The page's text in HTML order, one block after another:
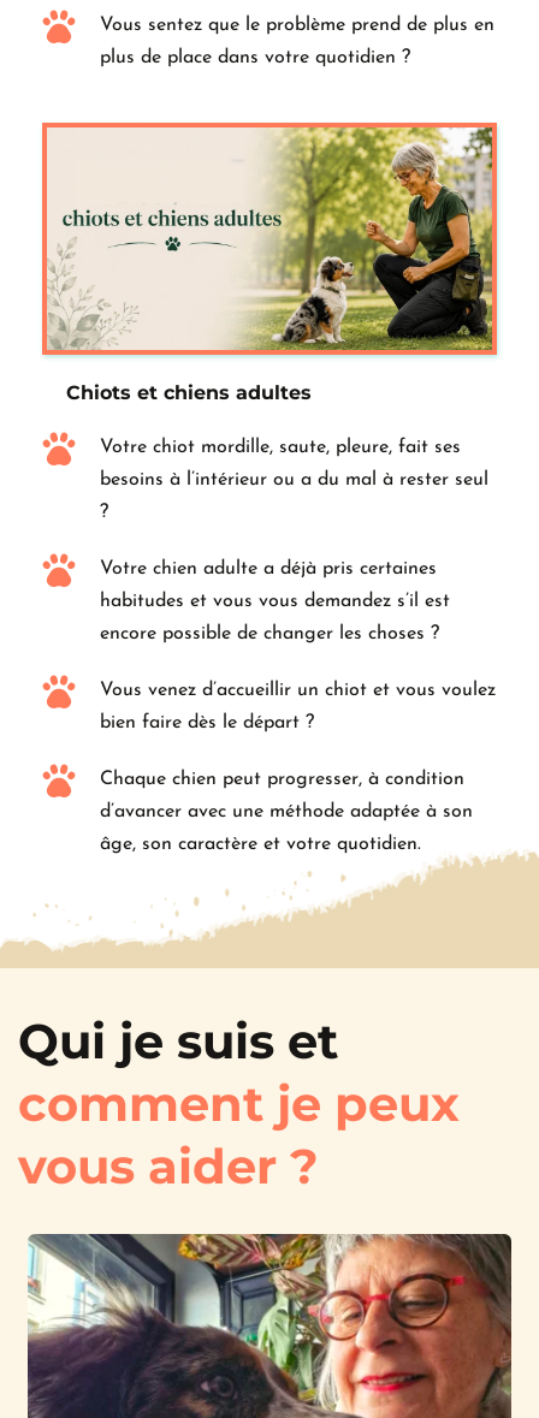
Vous sentez que le problème prend de plus en
plus de place dans votre quotidien ?
Chiots et chiens adultes
Votre chiot mordille, saute, pleure, fait ses
besoins à l’intérieur ou a du mal à rester seul
?
Votre chien adulte a déjà pris certaines
habitudes et vous vous demandez s’il est
encore possible de changer les choses ?
Vous venez d’accueillir un chiot et vous voulez
bien faire dès le départ ?
Chaque chien peut progresser, à condition
d’avancer avec une méthode adaptée à son
âge, son caractère et votre quotidien.
comment je peux
vous aider ?